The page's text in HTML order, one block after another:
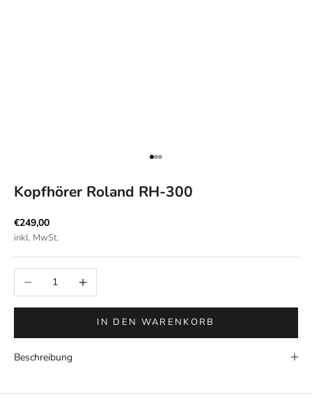
Gehe zu Element 1
Gehe zu Element 2
Gehe zu Element 3
Kopfhörer Roland RH-300
Angebot
€249,00
inkl. MwSt.
Anzahl verringernAnzahl erhöhen
IN DEN WARENKORB
Beschreibung